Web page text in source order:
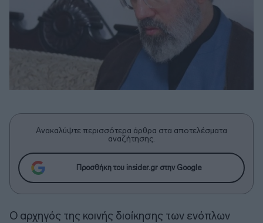
Ανακαλύψτε περισσότερα άρθρα στα αποτελέσματα
αναζήτησης.
Προσθήκη του insider.gr στην Google
Ο αρχηγός της κοινής διοίκησης των ενόπλων